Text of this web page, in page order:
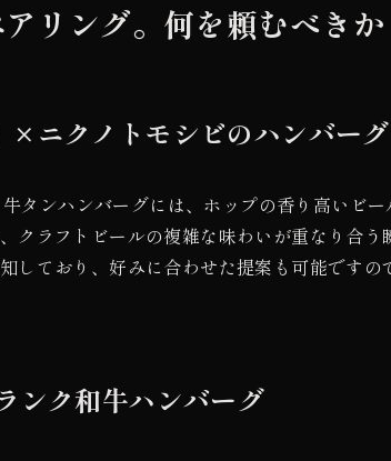
リング。何を頼むべきか
ニクノトモシビのハンバーグ
タンハンバーグには、ホップの香り高いビ
クラフトビールの複雑な味わいが重なり合
しており、好みに合わせた提案も可能です
ク和牛ハンバーグ